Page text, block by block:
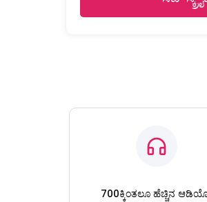
700ಕ್ಕಿಂತಲೂ ಹೆಚ್ಚಿನ